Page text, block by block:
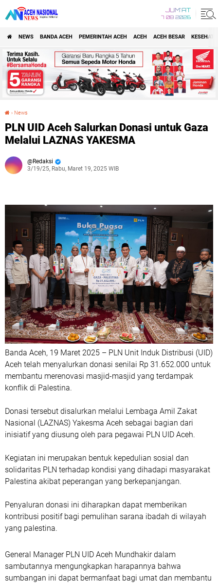
JUM'AT
7 08 2026
NEWS BANDA ACEH PEMERINTAH ACEH ACEH ACEH BESAR
› News
PLN UID Aceh Salurkan Donasi untuk Gaza
Melalui LAZNAS YAKESMA
Redaksi
3/19/25, Rabu, Maret 19, 2025 WIB
Banda Aceh, 19 Maret 2025 – PLN Unit Induk Distribusi (UID)
Aceh telah menyalurkan donasi senilai Rp 31.652.000 untuk
membantu merenovasi masjid-masjid yang terdampak
konflik di Palestina.
Donasi tersebut disalurkan melalui Lembaga Amil Zakat
Nasional (LAZNAS) Yakesma Aceh sebagai bagian dari
inisiatif yang diusung oleh para pegawai PLN UID Aceh.
Kegiatan ini merupakan bentuk kepedulian sosial dan
solidaritas PLN terhadap kondisi yang dihadapi masyarakat
Palestina akibat peperangan yang berkepanjangan.
Penyaluran donasi ini diharapkan dapat memberikan
kontribusi positif bagi pemulihan sarana ibadah di wilayah
yang palestina.
General Manager PLN UID Aceh Mundhakir dalam
sambutannya mengungkapkan harapannya bahwa
sumbangan ini dapat bermanfaat bagi umat dan membantu